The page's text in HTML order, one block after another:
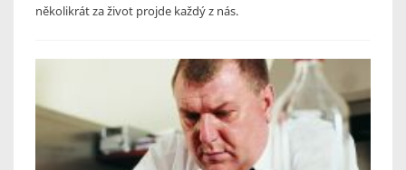
několikrát za život projde každý z nás.